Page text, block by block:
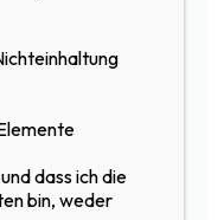
dass ich die
bin, weder